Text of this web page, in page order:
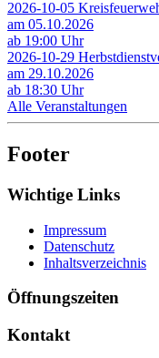
2026-10-05
am 05.10.2026
ab 19:00 Uhr
2026-10-29
am 29.10.2026
ab 18:30 Uhr
Alle Veranstaltungen
Footer
Wichtige Links
Impressum
Datenschutz
Inhaltsverzeichnis
Öffnungszeiten
Kontakt